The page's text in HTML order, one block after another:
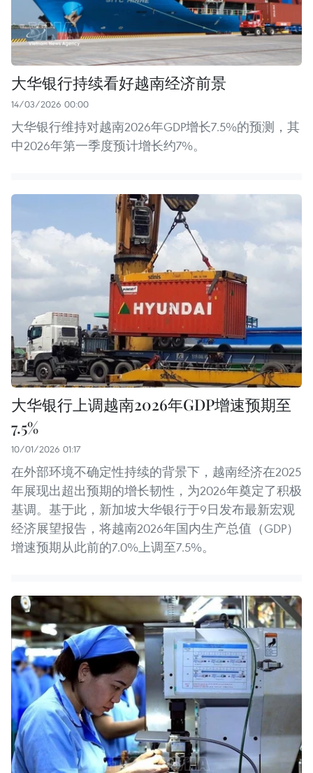
大华银行持续看好越南经济前景
14/03/2026 00:00
大华银行维持对越南2026年GDP增长7.5%的预测，其
中2026年第一季度预计增长约7%。
大华银行上调越南2026年GDP增速预期至
7.5%
10/01/2026 01:17
在外部环境不确定性持续的背景下，越南经济在2025
年展现出超出预期的增长韧性，为2026年奠定了积极
基调。基于此，新加坡大华银行于9日发布最新宏观
经济展望报告，将越南2026年国内生产总值（GDP）
增速预期从此前的7.0%上调至7.5%。